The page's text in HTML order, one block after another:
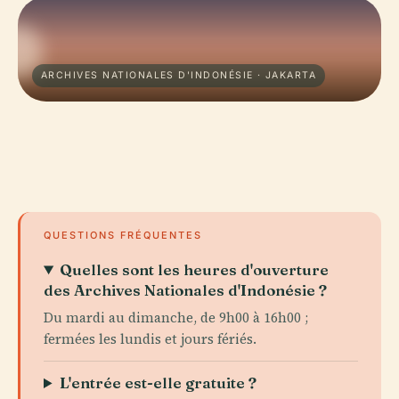
ARCHIVES NATIONALES D'INDONÉSIE · JAKARTA
QUESTIONS FRÉQUENTES
Quelles sont les heures d'ouverture
des Archives Nationales d'Indonésie ?
Du mardi au dimanche, de 9h00 à 16h00 ;
fermées les lundis et jours fériés.
L'entrée est-elle gratuite ?